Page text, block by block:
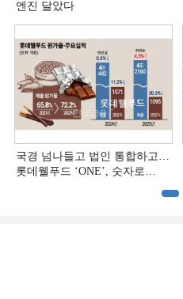
엔진 달았다
국경 넘나들고 법인 통합하고…
롯데웰푸드 ‘ONE’, 숫자로